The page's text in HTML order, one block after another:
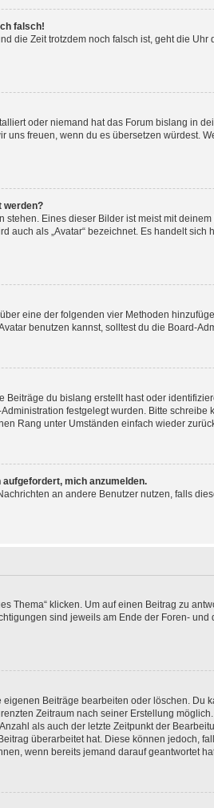
falsch!
die Zeit trotzdem noch falsch ist, geht die
oder niemand hat das Forum bislang in
freuen, wenn du es übersetzen würdest.
werden?
Eines dieser Bilder ist meist mit
auch als „Avatar“ bezeichnet. Es handelt
eine der folgenden vier Methoden
benutzen kannst, solltest du die Board-
du bislang erstellt hast oder
festgelegt wurden. Bitte
Rang unter Umständen einfach wieder
mich anzumelden.
an andere Benutzer nutzen, falls
Thema“ klicken. Um auf einen Beitrag zu
sind jeweils am Ende der Foren- und
Beiträge bearbeiten oder löschen. Du
Zeitraum nach seiner Erstellung
als auch der letzte Zeitpunkt der
überarbeitet hat. Diese können jedoch,
wenn bereits jemand darauf geantwortet